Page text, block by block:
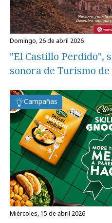
domingo, 26 de abril 2026
"El Castillo Perdido",
sonora de Turismo
Campañas
miércoles, 15 de abril 2026